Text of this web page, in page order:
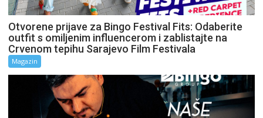
Otvorene prijave za Bingo Festival Fits: Odaberite
outfit s omiljenim influencerom i zablistajte na
Crvenom tepihu Sarajevo Film Festivala
Magazin